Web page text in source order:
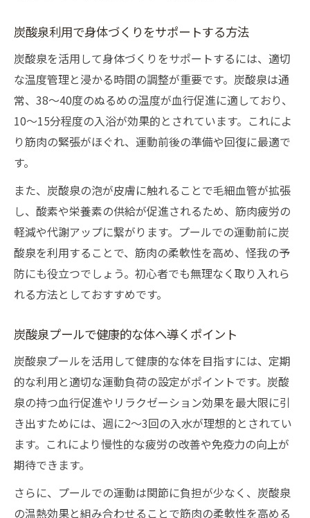
炭酸泉利用で身体づくりをサポートする方法
炭酸泉を活用して身体づくりをサポートするには、適切
な温度管理と浸かる時間の調整が重要です。炭酸泉は通
常、38〜40度のぬるめの温度が血行促進に適しており、
10〜15分程度の入浴が効果的とされています。これによ
り筋肉の緊張がほぐれ、運動前後の準備や回復に最適で
す。
また、炭酸泉の泡が皮膚に触れることで毛細血管が拡張
し、酸素や栄養素の供給が促進されるため、筋肉疲労の
軽減や代謝アップに繋がります。プールでの運動前に炭
酸泉を利用することで、筋肉の柔軟性を高め、怪我の予
防にも役立つでしょう。初心者でも無理なく取り入れら
れる方法としておすすめです。
炭酸泉プールで健康的な体へ導くポイント
炭酸泉プールを活用して健康的な体を目指すには、定期
的な利用と適切な運動負荷の設定がポイントです。炭酸
泉の持つ血行促進やリラクゼーション効果を最大限に引
き出すためには、週に2〜3回の入水が理想的とされてい
ます。これにより慢性的な疲労の改善や免疫力の向上が
期待できます。
さらに、プールでの運動は関節に負担が少なく、炭酸泉
の温熱効果と組み合わせることで筋肉の柔軟性を高める